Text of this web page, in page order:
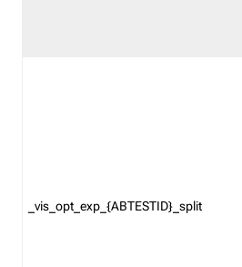
_vis_opt_exp_{ABTESTID}_split